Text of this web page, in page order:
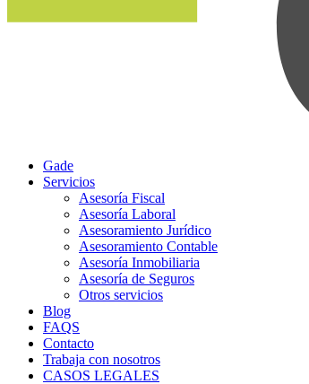
Gade
Servicios
Asesoría Fiscal
Asesoría Laboral
Asesoramiento Jurídico
Asesoramiento Contable
Asesoría Inmobiliaria
Asesoría de Seguros
Otros servicios
Blog
FAQS
Contacto
Trabaja con nosotros
CASOS LEGALES